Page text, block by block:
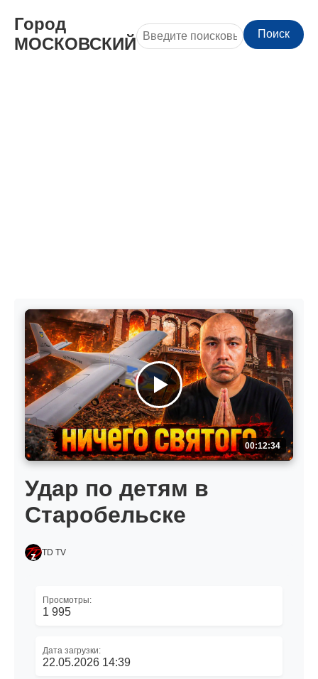
Город
МОСКОВСКИЙ
Поиск
00:12:34
Удар по детям в
Старобельске
TD TV
Просмотры:
1 995
Дата загрузки:
22.05.2026 14:39